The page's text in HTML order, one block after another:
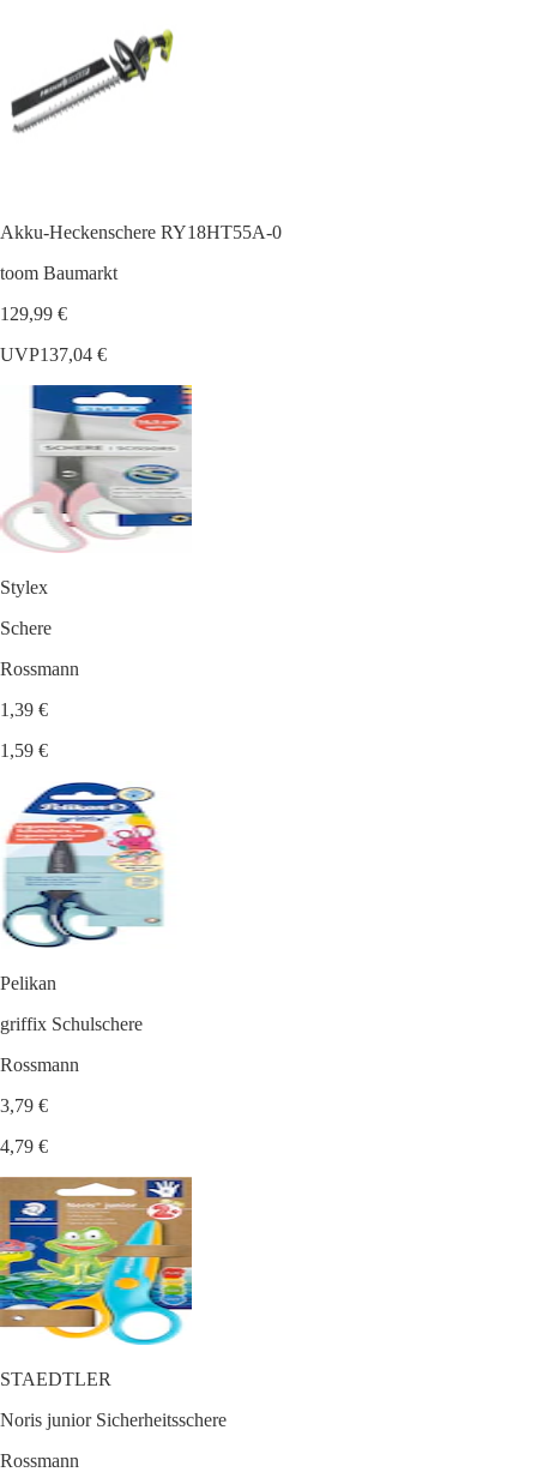
Akku-Heckenschere RY18HT55A-0
toom Baumarkt
129,99 €
UVP137,04 €
Stylex
Schere
Rossmann
1,39 €
1,59 €
Pelikan
griffix Schulschere
Rossmann
3,79 €
4,79 €
STAEDTLER
Noris junior Sicherheitsschere
Rossmann